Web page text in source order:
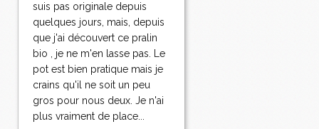
suis pas originale depuis
quelques jours, mais, depuis
que j'ai découvert ce pralin
bio , je ne m'en lasse pas. Le
pot est bien pratique mais je
crains qu'il ne soit un peu
gros pour nous deux. Je n'ai
plus vraiment de place...